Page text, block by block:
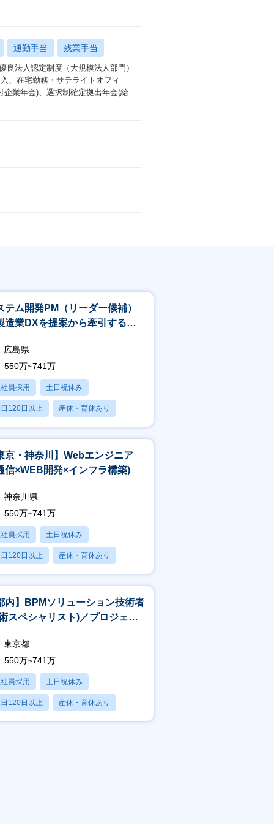
通勤手当 残業手当
法人認定制度（大規模法人部門）
、在宅勤務・サテライトオフィ
業年金)、選択制確定拠出年金(給
テム開発PM（リーダー候補）
造業DXを提案から牽引するプ
ェクトマネージャー
広島県
550万~741万
員採用 土日祝休み
120日以上 産休・育休あり
あり
京・神奈川】Webエンジニア
信×WEB開発×インフラ構築)
神奈川県
550万~741万
員採用 土日祝休み
120日以上 産休・育休あり
あり
内】BPMソリューション技術者
スペシャリスト)／プロジェク
核×上流工程×一部在宅可
東京都
550万~741万
員採用 土日祝休み
120日以上 産休・育休あり
あり